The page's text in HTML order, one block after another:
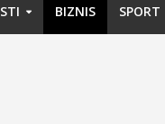
BIZNIS SPORT